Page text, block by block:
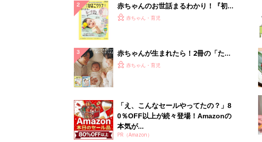
赤ちゃんのお世話まるわかり！『初め
てのひよこクラブ 夏号』〈巻頭大特
赤ちゃん・育児
赤ちゃんが生まれたら！2冊の「たま
ひよ」
赤ちゃん・育児
「え、こんなセールやってたの？」8
0％OFF以上が続々登場！Amazonの
本気が...
PR（Amazon）